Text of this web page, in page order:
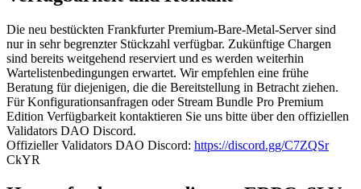
Die neu bestückten Frankfurter Premium-Bare-Metal-Server sind
nur in sehr begrenzter Stückzahl verfügbar. Zukünftige Chargen
sind bereits weitgehend reserviert und es werden weiterhin
Wartelistenbedingungen erwartet. Wir empfehlen eine frühe
Beratung für diejenigen, die die Bereitstellung in Betracht ziehen.
Für Konfigurationsanfragen oder Stream Bundle Pro Premium
Edition Verfügbarkeit kontaktieren Sie uns bitte über den offiziellen
Validators DAO Discord.
Offizieller Validators DAO Discord: https://discord.gg/C7ZQSr
CkYR